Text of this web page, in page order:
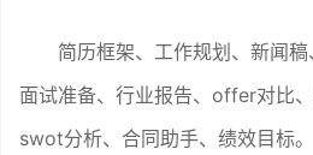
简历框架、工作规划、新闻稿
面试准备、行业报告、offer对比
swot分析、合同助手、绩效目标。